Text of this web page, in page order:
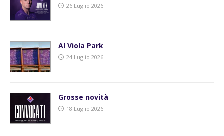
26 Luglio 2026
Al Viola Park
24 Luglio 2026
Grosse novità
18 Luglio 2026